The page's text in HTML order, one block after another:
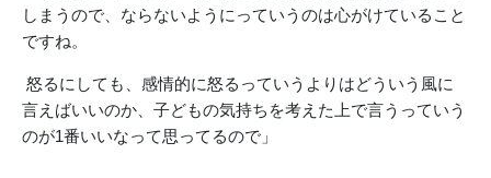
しまうので、ならないようにっていうのは心がけていること
ですね。
怒るにしても、感情的に怒るっていうよりはどういう風に
言えばいいのか、子どもの気持ちを考えた上で言うっていう
のが1番いいなって思ってるので」